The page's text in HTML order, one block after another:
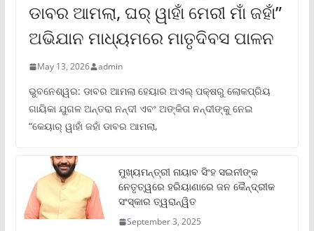
ଡାବର ଆମଲା, ଘର୍ ୱାହାଁ ମେରୀ ମାଁ ଜହାଁ”
ଅଭିଯାନ ମାଧ୍ୟମରେ ମାତୃଦିବସ ପାଳନ
May 13, 2026 admin
ଭୁବନେଶ୍ୱର: ଡାବର ଆମଲା ହେୟାର ଅଏଲ୍ ପକ୍ଷରୁ ଲୋକପ୍ରିୟ
ଗାୟିକା ଯୁଗଳ ଅନ୍ତରା ନନ୍ଦୀ ଏବଂ ଅଙ୍କିତା ନନ୍ଦୀଙ୍କୁ ନେଇ
“କେୟାର୍ ୱାହାଁ ଜହାଁ ଡାବର ଆମଲା,
ମୁଖ୍ୟମନ୍ତ୍ରୀ ନାୟାବ ସିଂହ ସଇନୀଙ୍କ
ନେତୃତ୍ୱରେ ହରିୟାଣାରେ ଜନ କୈନ୍ଦ୍ରୀକ
ସଂସ୍କାର ତ୍ୱରାନ୍ୱିତ
September 3, 2025